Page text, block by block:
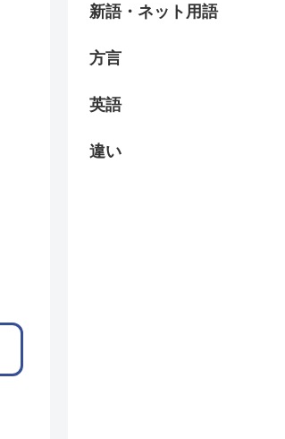
新語・ネット用語
方言
英語
違い